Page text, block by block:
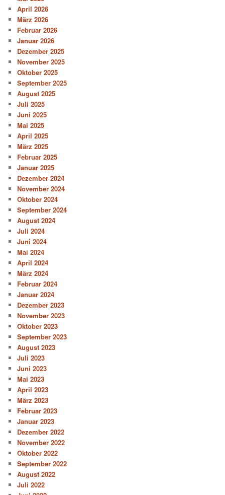
April 2026
März 2026
Februar 2026
Januar 2026
Dezember 2025
November 2025
Oktober 2025
September 2025
August 2025
Juli 2025
Juni 2025
Mai 2025
April 2025
März 2025
Februar 2025
Januar 2025
Dezember 2024
November 2024
Oktober 2024
September 2024
August 2024
Juli 2024
Juni 2024
Mai 2024
April 2024
März 2024
Februar 2024
Januar 2024
Dezember 2023
November 2023
Oktober 2023
September 2023
August 2023
Juli 2023
Juni 2023
Mai 2023
April 2023
März 2023
Februar 2023
Januar 2023
Dezember 2022
November 2022
Oktober 2022
September 2022
August 2022
Juli 2022